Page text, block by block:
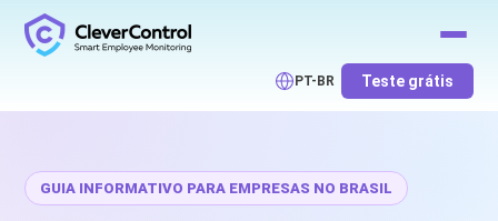
PT-BR Teste grátis
GUIA INFORMATIVO PARA EMPRESAS NO BRASIL